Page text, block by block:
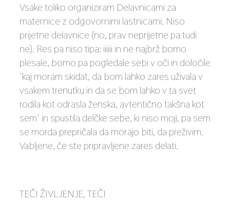
Vsake toliko organiziram Delavnicami za
maternice z odgovornimi lastnicami. Niso
prijetne delavnice (no, prav neprijetne pa tudi
ne). Res pa niso tipa: iiiiii in ne najbrž bomo
plesale, bomo pa pogledale sebi v oči in določile
˝kaj moram skidat, da bom lahko zares uživala v
vsakem trenutku in da se bom lahko v ta svet
rodila kot odrasla ženska, avtentično takšna kot
sem˝ in spustila delčke sebe, ki niso moji, pa sem
se morda prepričala da morajo biti, da preživim.
Vabljene, če ste pripravljene zares delati.
TEČI ŽIVLJENJE, TEČI